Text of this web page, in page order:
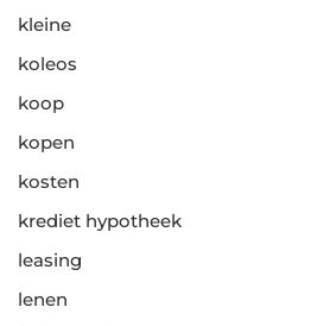
kleine
koleos
koop
kopen
kosten
krediet hypotheek
leasing
lenen